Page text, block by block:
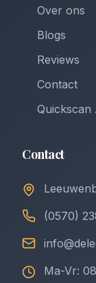
Over ons
Blogs
Reviews
Contact
Quickscan
Contact
(0570)
Ma-Vr: